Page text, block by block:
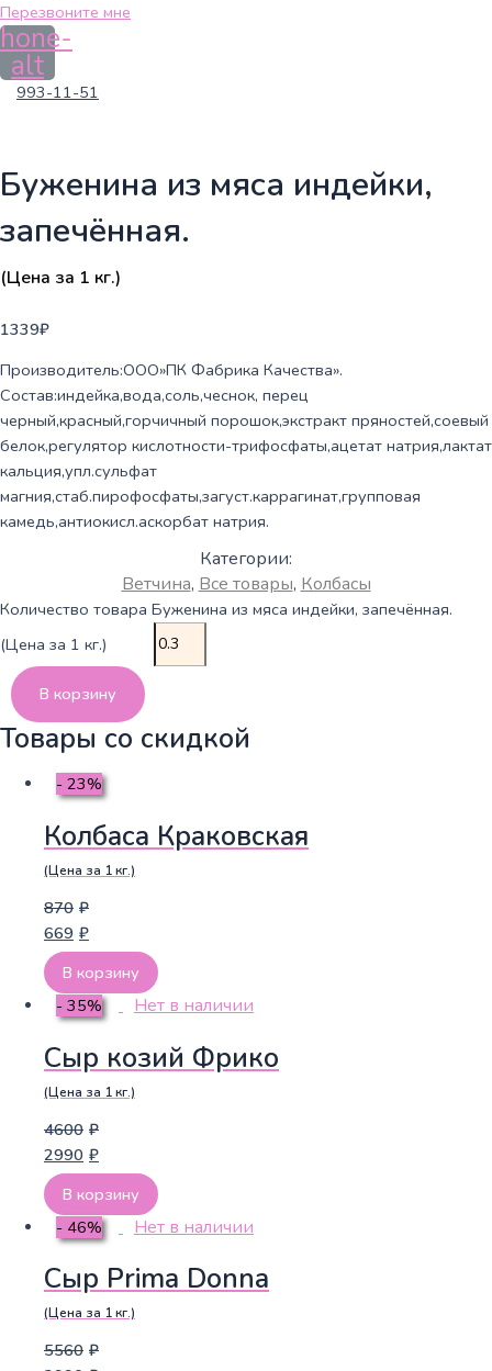
Перезвоните мне
alt
993-11-51
Буженина из мяса индейки,
запечённая.
(Цена за 1 кг.)
1339₽
Производитель:ООО»ПК Фабрика Качества».
Состав:индейка,вода,соль,чеснок, перец
черный,красный,горчичный порошок,экстракт пряностей,соевый
белок,регулятор кислотности-трифосфаты,ацетат натрия,лактат
кальция,упл.сульфат
магния,стаб.пирофосфаты,загуст.каррагинат,групповая
камедь,антиокисл.аскорбат натрия.
Категории:
Ветчина, Все товары, Колбасы
Количество товара Буженина из мяса индейки, запечённая.
(Цена за 1 кг.)
В корзину
Товары со скидкой
- 23%
Колбаса Краковская
(Цена за 1 кг.)
870 ₽
669 ₽
В корзину
- 35%
Нет в наличии
Сыр козий Фрико
(Цена за 1 кг.)
4600 ₽
2990 ₽
В корзину
- 46%
Нет в наличии
Сыр Prima Donna
(Цена за 1 кг.)
5560 ₽